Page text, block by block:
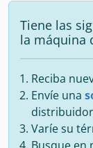
Tiene las
la máquina
Reciba
Envíe una
Varíe su
Busque en